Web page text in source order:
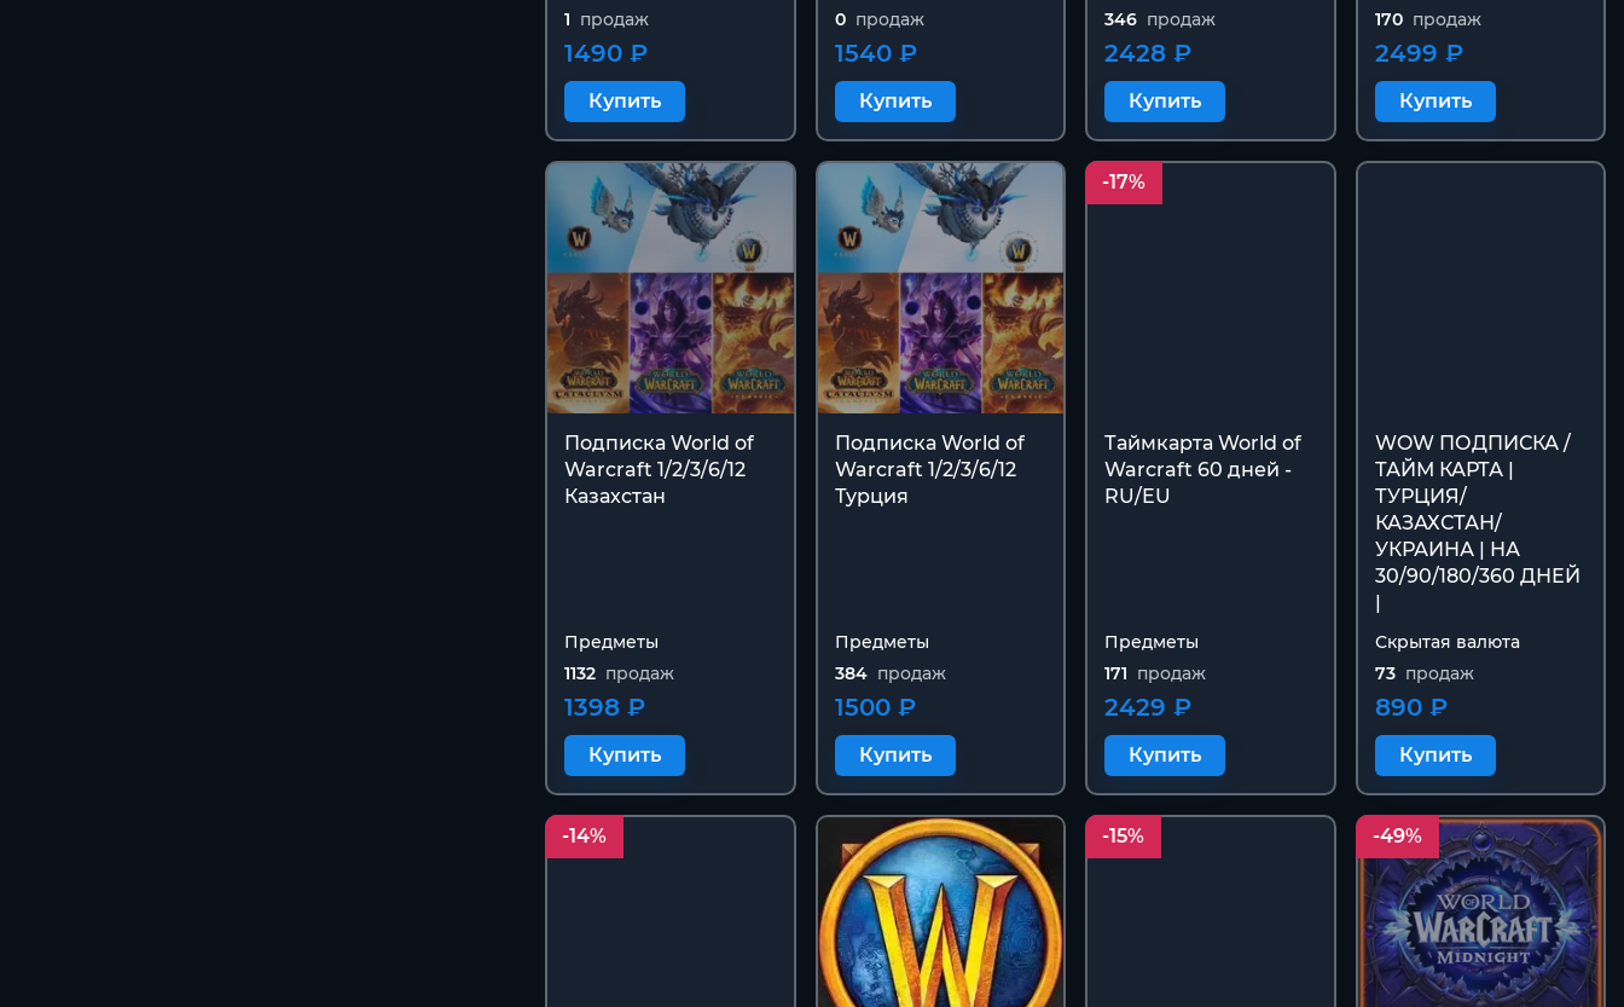
1 продаж
1490 ₽
Купить
0 продаж
1540 ₽
Купить
346 продаж
2428 ₽
Купить
170 продаж
2499 ₽
Купить
Подписка World of
Warcraft 1/2/3/6/12
Казахстан
Предметы
1132 продаж
1398 ₽
Купить
Подписка World of
Warcraft 1/2/3/6/12
Турция
Предметы
384 продаж
1500 ₽
Купить
-17%
Таймкарта World of
Warcraft 60 дней -
RU/EU
Предметы
171 продаж
2429 ₽
Купить
WOW ПОДПИСКА /
ТАЙМ КАРТА |
ТУРЦИЯ/
КАЗАХСТАН/
УКРАИНА | НА
30/90/180/360 ДНЕЙ
|
Скрытая валюта
73 продаж
890 ₽
Купить
-14% -15% -49%